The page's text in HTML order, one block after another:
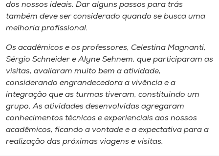
A+
A-
dos nossos ideais. Dar alguns passos para trás
também deve ser considerado quando se busca uma
melhoria profissional.
Os acadêmicos e os professores, Celestina Magnanti,
Sérgio Schneider e Alyne Sehnem, que participaram as
visitas, avaliaram muito bem a atividade,
considerando engrandecedora a vivência e a
integração que as turmas tiveram, constituindo um
grupo. As atividades desenvolvidas agregaram
conhecimentos técnicos e experienciais aos nossos
acadêmicos, ficando a vontade e a expectativa para a
realização das próximas viagens e visitas.